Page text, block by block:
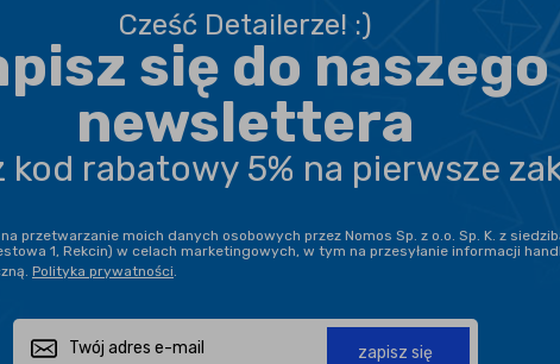
BEZPIECZNA WYSYŁKA
DARMOWA DOSTAWA OD 199,90 ZŁ
PROFESJONALNE DORADZTWO
Zapytaj o produkt
Cześć Detailerze! :)
się do naszego
newslettera
kod rabatowy 5% na pierwsze
przetwarzanie moich danych osobowych przez Nomos Sp. z o.o. Sp. K. z
1, Rekcin) w celach marketingowych, w tym na przesyłanie informacji
Polityka prywatności
zapisz się